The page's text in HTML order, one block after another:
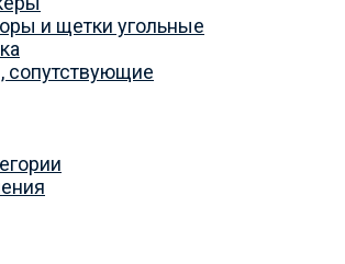
и щетки угольные
сопутствующие